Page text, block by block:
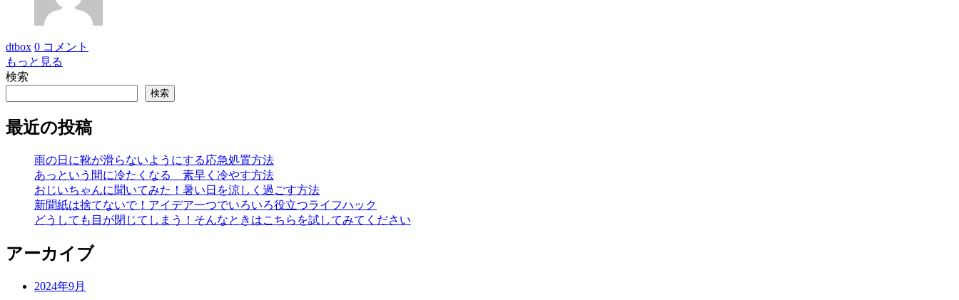
dtbox 0 コメント
もっと見る
検索
検索
最近の投稿
雨の日に靴が滑らないようにする応急処置方法
あっという間に冷たくなる 素早く冷やす方法
おじいちゃんに聞いてみた！暑い日を涼しく過ごす方法
新聞紙は捨てないで！アイデア一つでいろいろ役立つライフハック
どうしても目が閉じてしまう！そんなときはこちらを試してみてください
アーカイブ
2024年9月